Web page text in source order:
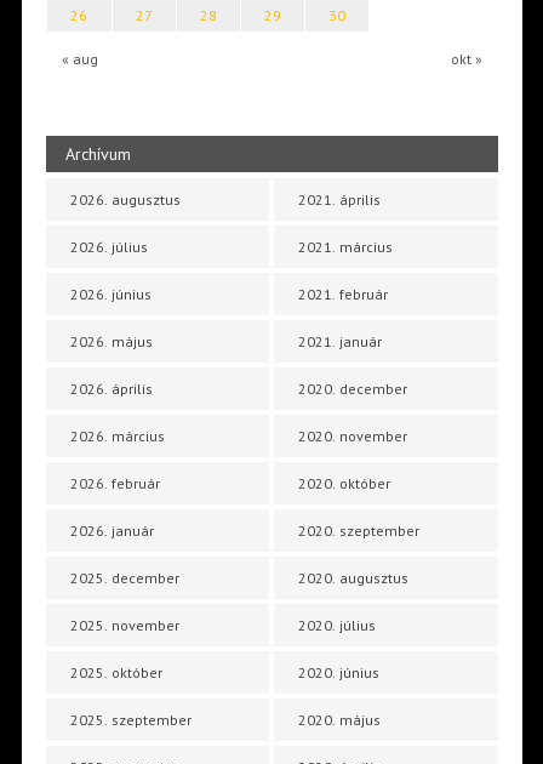
« aug okt »
26
27 28 29 30
Archívum
2026. augusztus
2026. július
2026. június
2026. május
2026. április
2026. március
2026. február
2026. január
2025. december
2025. november
2025. október
2025. szeptember
2021. április
2021. március
2021. február
2021. január
2020. december
2020. november
2020. október
2020. szeptember
2020. augusztus
2020. július
2020. június
2020. május